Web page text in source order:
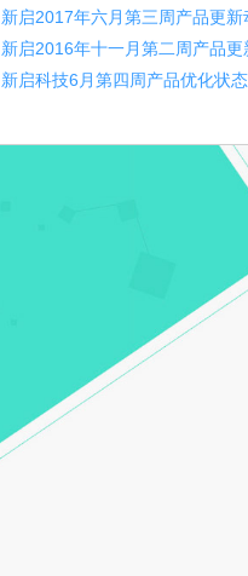
新启2017年六月第三周产品更新
新启2016年十一月第二周产品更
新启科技6月第四周产品优化状态